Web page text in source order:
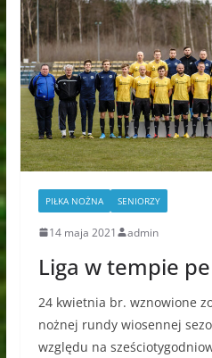
PIŁKA NOŻNA SENIORZY
14 maja 2021 admin
Liga w tempie
24 kwietnia br. wznowione
nożnej rundy wiosennej
względu na